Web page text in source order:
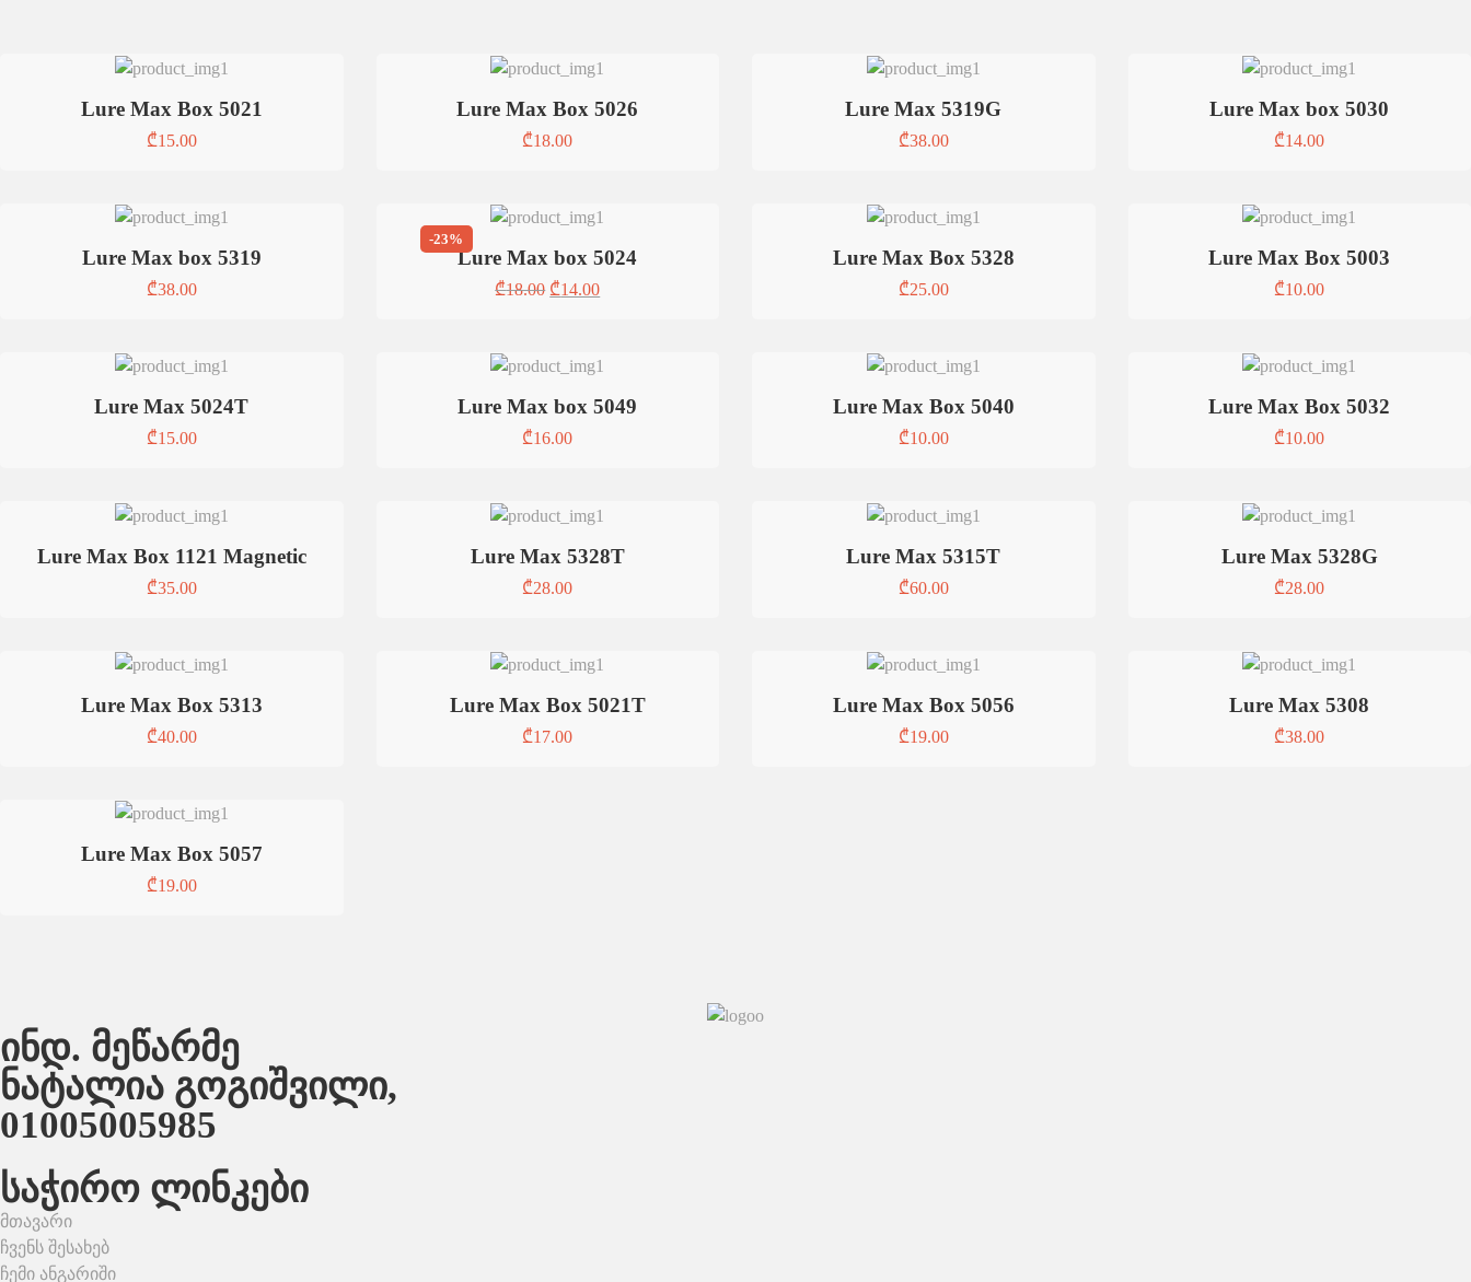
Lure Max Box 5021
₾15.00
Lure Max Box 5026
₾18.00
Lure Max 5319G
₾38.00
Lure Max box 5030
₾14.00
Lure Max box 5319
₾38.00
-23%
Lure Max box 5024
₾18.00 ₾14.00
Lure Max Box 5328
₾25.00
Lure Max Box 5003
₾10.00
Lure Max 5024T
₾15.00
Lure Max box 5049
₾16.00
Lure Max Box 5040
₾10.00
Lure Max Box 5032
₾10.00
Lure Max Box 1121 Magnetic
₾35.00
Lure Max 5328T
₾28.00
Lure Max 5315T
₾60.00
Lure Max 5328G
₾28.00
Lure Max Box 5313
₾40.00
Lure Max Box 5021T
₾17.00
Lure Max Box 5056
₾19.00
Lure Max 5308
₾38.00
Lure Max Box 5057
₾19.00
ინდ. მეწარმე
ნატალია გოგიშვილი,
01005005985
საჭირო ლინკები
მთავარი
ჩვენს შესახებ
ჩემი ანგარიში